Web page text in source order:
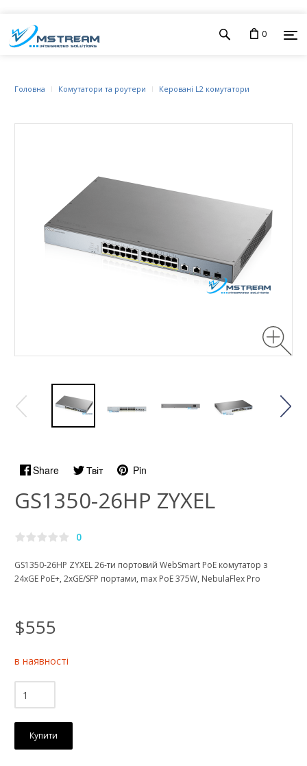
0
Головна Комутатори та роутери Керовані L2 комутатори
Share Твіт Pin
GS1350-26HP ZYXEL
0
GS1350-26HP ZYXEL 26-ти портовий WebSmart PoE комутатор з
24хGE PoE+, 2xGE/SFP портами, max PoE 375W, NebulaFlex Pro
$555
в наявності
Купити